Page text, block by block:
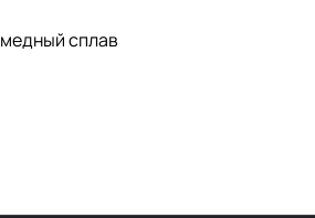
сплав